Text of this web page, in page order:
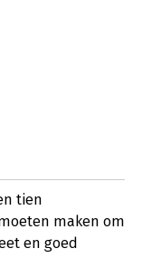
tien
maken om
en goed